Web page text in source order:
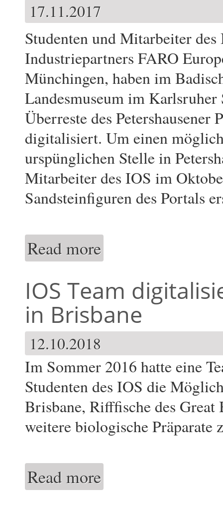
17.11.2017
Studenten und Mitarbeiter des
Industriepartners FARO
Münchingen, haben im
Landesmuseum im Karlsruher
Überreste des Petershausener
digitalisiert. Um einen
urspünglichen Stelle in
Mitarbeiter des IOS im
Sandsteinfiguren des Portals
Read more
IOS Team
in Brisbane
12.10.2018
Im Sommer 2016 hatte eine
Studenten des IOS die
Brisbane, Rifffische des
weitere biologische Präparate
Read more